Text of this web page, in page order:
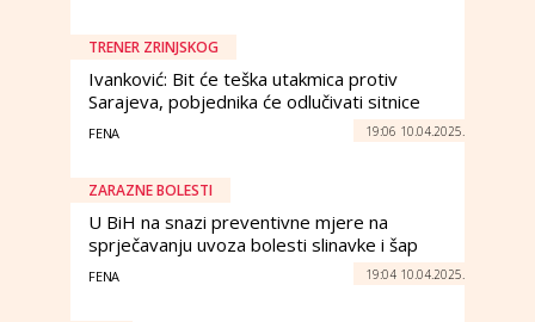
TRENER ZRINJSKOG
Ivanković: Bit će teška utakmica protiv
Sarajeva, pobjednika će odlučivati sitnice
FENA 19:06 10.04.2025.
ZARAZNE BOLESTI
U BiH na snazi preventivne mjere na
sprječavanju uvoza bolesti slinavke i šap
FENA 19:04 10.04.2025.